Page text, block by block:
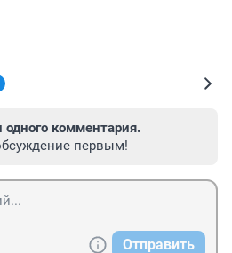
одного комментария.
первым!
Отправить